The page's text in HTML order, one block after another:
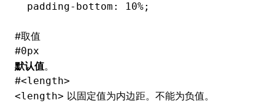
padding-bottom : 10%;
#取值
#0px
默认值。
#<length>
<length> 以固定值为内边距。不能为负值。